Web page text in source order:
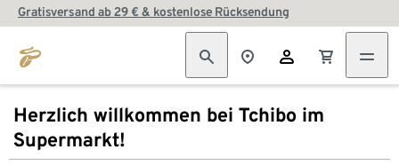
Gratisversand ab 29 € & kostenlose Rücksendung
Herzlich willkommen bei Tchibo im
Supermarkt!